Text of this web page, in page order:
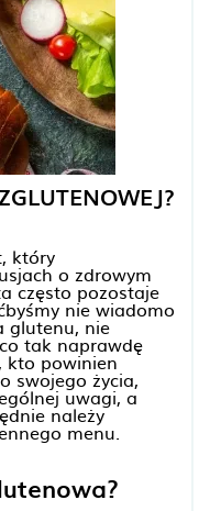
który
o zdrowym
często pozostaje
nie wiadomo
glutenu, nie
tak naprawdę
kto powinien
swojego życia,
uwagi, a
należy
menu.